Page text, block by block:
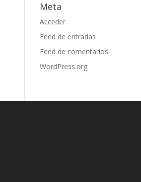
Meta
Acceder
Feed de entradas
Feed de comentarios
WordPress.org